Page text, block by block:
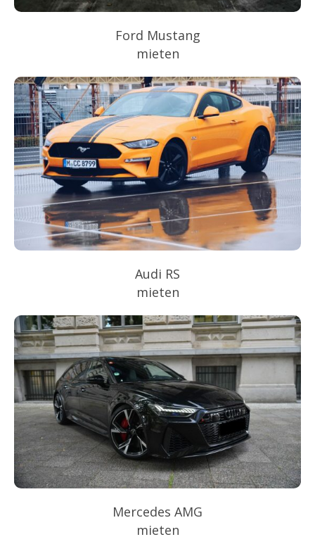
Ford Mustang
mieten
Audi RS
mieten
Mercedes AMG
mieten